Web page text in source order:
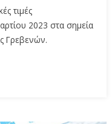
τιμές
2023 στα σημεία
Γρεβενών.